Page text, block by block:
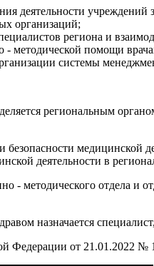
деятельности учреждений
организаций;
региона и
- методической помощи
системы
региональным
медицинской
деятельности в
- методического отдела и
назначается
Федерации от 21.01.2022 №